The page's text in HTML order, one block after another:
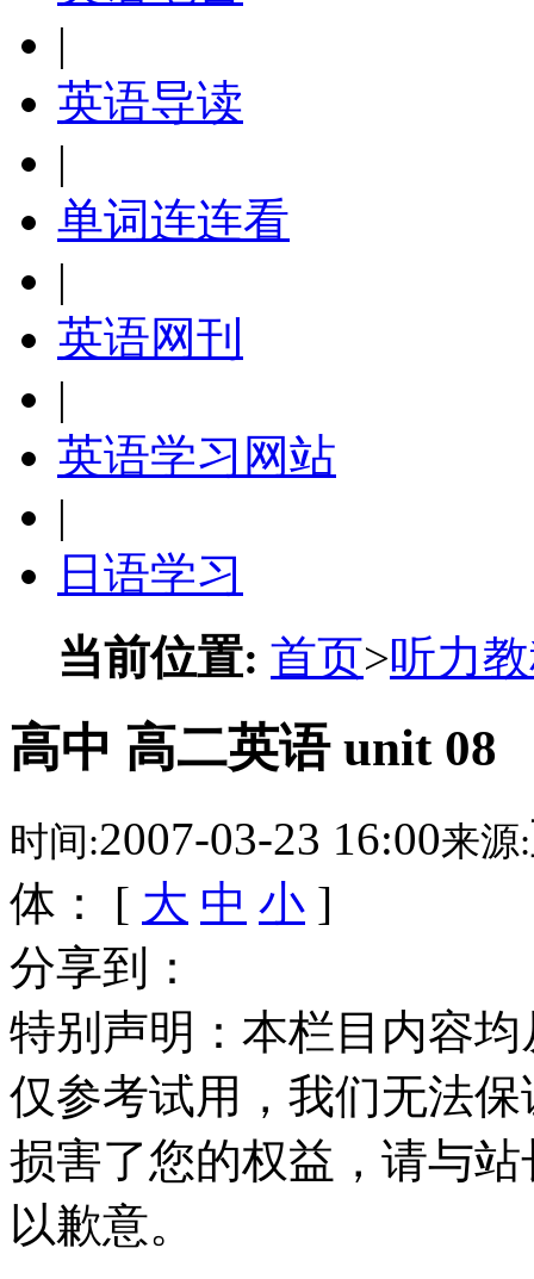
|
英语导读
|
单词连连看
|
英语网刊
|
英语学习网站
|
日语学习
当前位置: 首页>听力
高中 高二英语 unit 08
时间:2007-03-23 16:00来源:
体： [ 大 中 小 ]
分享到：
特别声明：本栏目内容
仅参考试用，我们无法
损害了您的权益，请与
以歉意。